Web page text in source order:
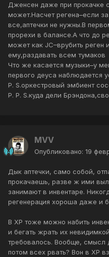
Дженсен даже при прокачке
может.Насчет регена–если
все,аптечки не нужны.В
прорехи в балансе.А что до
может как JC–врубить реген
ему,раздавать всем тумаков
Что же касается музыки–у
первого деуса наблюдается
P. S.оркестровый эмбиент
P. P. S.куда дели
MVV
Опубликовано: 19
Дык аптечки, само собой,
прокачаешь, разве ж ими
занимают в инвентаре.
регенерация хороша даже и
В ХР тоже можно набить
и бегать жрать их
требовалось. Вообще, смысл
потом всех рвать? Вон в ХР